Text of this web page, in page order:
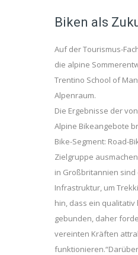
Biken als
Auf der Tourismus-
die alpine
Trentino School of
Alpenraum.
Die Ergebnisse der
Alpine Bikeangebote
Bike-Segment: Road-
Zielgruppe
in Großbritannien sind
Infrastruktur, um
hin, dass ein
gebunden, daher
vereinten Kräften